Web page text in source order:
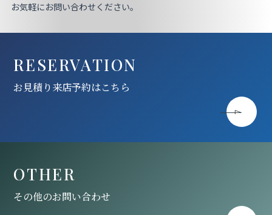
お気軽にお問い合わせください。
RESERVATION
お見積り来店予約はこちら
OTHER
その他のお問い合わせ